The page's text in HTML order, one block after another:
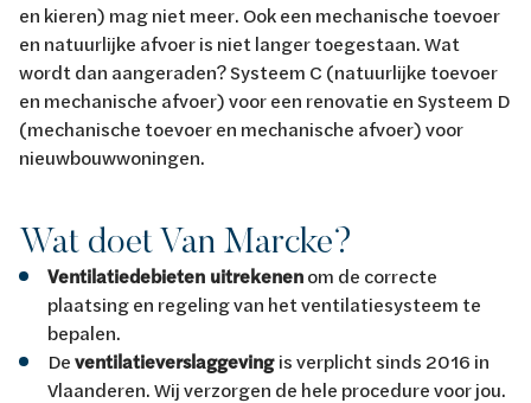
en kieren) mag niet meer. Ook een mechanische toevoer
en natuurlijke afvoer is niet langer toegestaan. Wat
wordt dan aangeraden? Systeem C (natuurlijke toevoer
en mechanische afvoer) voor een renovatie en Systeem D
(mechanische toevoer en mechanische afvoer) voor
nieuwbouwwoningen.
Wat doet Van Marcke?
Ventilatiedebieten uitrekenenom de correcte
plaatsing en regeling van het ventilatiesysteem te
bepalen.
Deventilatieverslaggevingis verplicht sinds 2016 in
Vlaanderen. Wij verzorgen de hele procedure voor jou.